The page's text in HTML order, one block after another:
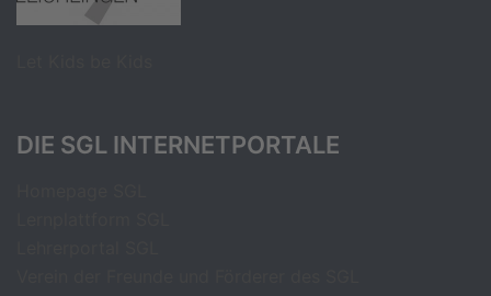
DIE SGL INTERNETPORTALE